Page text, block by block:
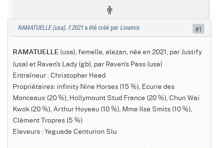
RAMATUELLE (usa), f.2021a été créé par Linamix
RAMATUELLE (usa), femelle, alezan, née en 2021, par Justify
(usa) et Raven's Lady (gb), par Raven's Pass (usa)
Entraîneur : Christopher Head
Propriétaires: infinity Nine Horses (15 %), Ecurie des
Monceaux (20 %), Hollymount Stud France (20 %), Chun Wai
Kwok (20 %), Arthur Hoyeau (10 %), Mme Ilse Smits (10 %),
Clément Tropres (5 %)
Eleveurs : Yeguada Centurion Slu
#1